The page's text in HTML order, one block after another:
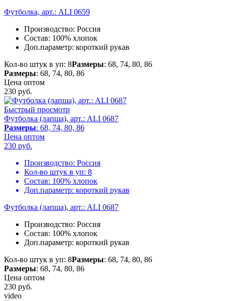
Футболка, арт.: ALI 0659
Производство: Россия
Состав: 100% хлопок
Доп.параметр: короткий рукав
Кол-во штук в уп: 8Размеры: 68, 74, 80, 86
Размеры: 68, 74, 80, 86
Цена оптом
230 руб.
Быстрый просмотр
Футболка (лапша), арт.: ALI 0687
Размеры: 68, 74, 80, 86
Цена оптом
230 руб.
Производство: Россия
Кол-во штук в уп: 8
Состав: 100% хлопок
Доп.параметр: короткий рукав
Футболка (лапша), арт.: ALI 0687
Производство: Россия
Состав: 100% хлопок
Доп.параметр: короткий рукав
Кол-во штук в уп: 8Размеры: 68, 74, 80, 86
Размеры: 68, 74, 80, 86
Цена оптом
230 руб.
video